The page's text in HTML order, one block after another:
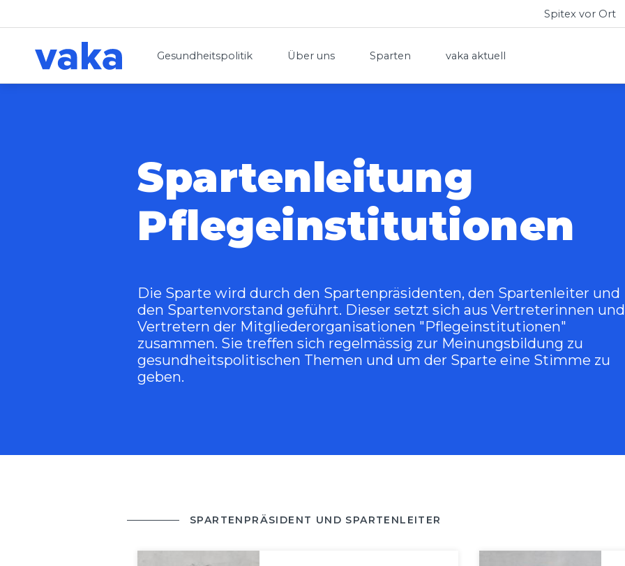
Spitex vor Ort
Gesundheitspolitik Über uns Sparten vaka aktuell
Spartenleitung
Pflegeinstitutionen
Die Sparte wird durch den Spartenpräsidenten, den Spartenleiter und
den Spartenvorstand geführt. Dieser setzt sich aus Vertreterinnen und
Vertretern der Mitgliederorganisationen "Pflegeinstitutionen"
zusammen. Sie treffen sich regelmässig zur Meinungsbildung zu
gesundheits­politischen Themen und um der Sparte eine Stimme zu
geben.
SPARTENPRÄSIDENT UND SPARTENLEITER